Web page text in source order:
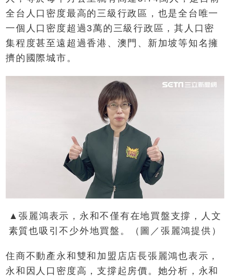
全台人口密度最高的三級行政區，也是全台唯一
一個人口密度超過3萬的三級行政區，其人口密
集程度甚至遠超過香港、澳門、新加坡等知名擁
擠的國際城市。
▲張麗鴻表示，永和不僅有在地買盤支撐，人文
素質也吸引不少外地買盤。（圖／張麗鴻提供）
住商不動產永和雙和加盟店店長張麗鴻也表示，
永和因人口密度高，支撐起房價。她分析，永和